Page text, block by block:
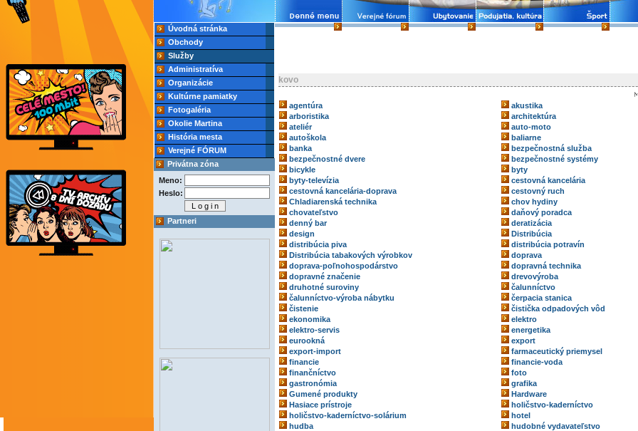
Úvodná stránka
Obchody
Služby
Administratíva
Organizácie
Kultúrne pamiatky
Fotogaléria
Okolie Martina
História mesta
Verejné FÓRUM
Privátna zóna
Meno:
Heslo:
Partneri
kovo
agentúra
akustika
arboristika
architektúra
ateliér
auto-moto
autoškola
baliarne
banka
bezpečnostná služba
bezpečnostné dvere
bezpečnostné systémy
bicykle
byty
byty-televízia
cestovná kancelária
cestovná kancelária-doprava
cestovný ruch
Chladiarenská technika
chov hydiny
chovateľstvo
daňový poradca
denný bar
deratizácia
design
Distribúcia
distribúcia piva
distribúcia potravín
Distribúcia tabakových výrobkov
doprava
doprava-poľnohospodárstvo
dopravná technika
dopravné značenie
drevovýroba
druhotné suroviny
čalunníctvo
čalunníctvo-výroba nábytku
čerpacia stanica
čistenie
čistička odpadových vôd
ekonomika
elektro
elektro-servis
energetika
eurookná
export
export-import
farmaceutický priemysel
financie
financie-voda
finančníctvo
foto
gastronómia
grafika
Gumené produkty
Hardware
Hasiace prístroje
holičstvo-kaderníctvo
holičstvo-kaderníctvo-solárium
hotel
hudba
hudobné vydavateľstvo